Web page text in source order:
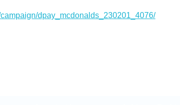
dpay_mcdonalds_230201_4076/